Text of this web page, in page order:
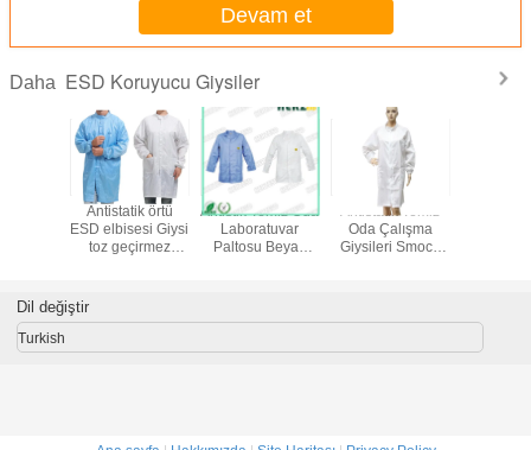
Devam et
Daha ESD Koruyucu Giysiler
Antistatik örtü
ESD elbisesi Giysi
toz geçirmez
giysileri Jumpsuit
İş giysi ceket
Antistik Temiz Oda
Laboratuvar
Paltosu Beyaz
Laboratuvar veya
için Poliester
Antistatik Temiz
Oda Çalışma
Giysileri Smock
Koruyucu Giysi
Dil değiştir
Turkish